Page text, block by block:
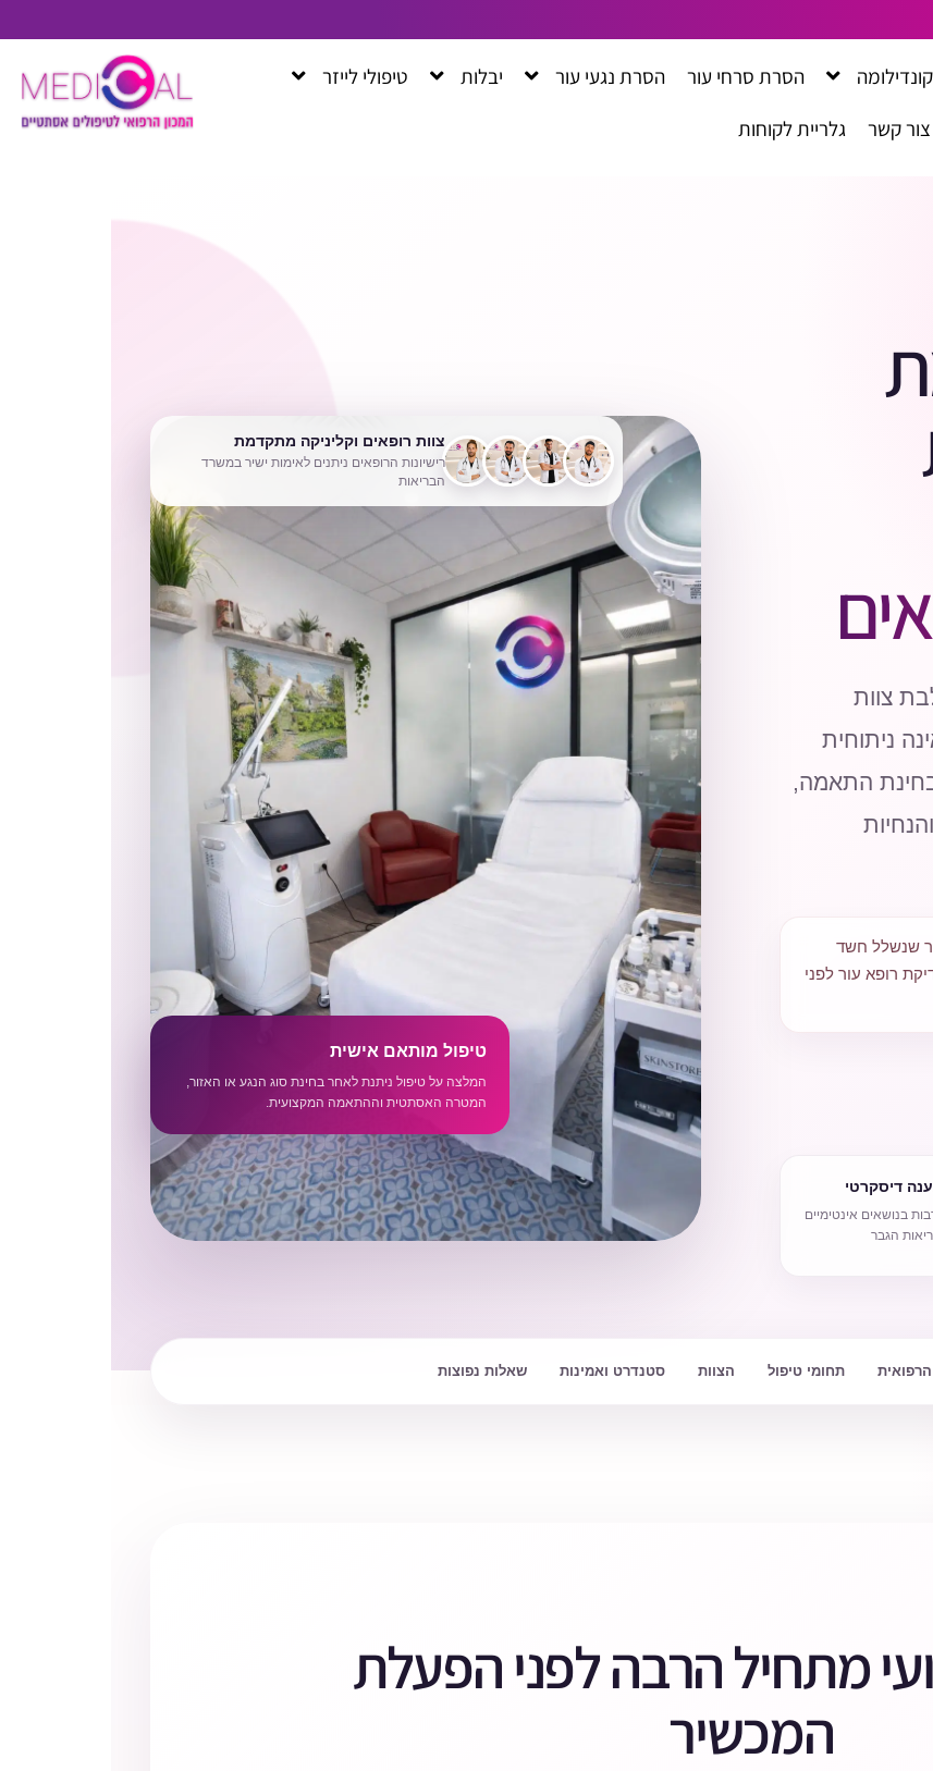
הסרת סרחי עור הסרת נגעי עור יבלות
טיפולי לייזר
צור קשר גלריית לקוחות
צוות
ניתוחית
התאמה,
שנשלל חשד
רופא עור לפני
דיסקרטי
בנושאים אינטימיים
הגבר
צוות רופאים וקליניקה מתקדמת
רישיונות הרופאים ניתנים לאימות ישיר במשרד
הבריאות
טיפול מותאם אישית
המלצה על טיפול ניתנת לאחר בחינת סוג הנגע או האזור,
המטרה האסתטית וההתאמה המקצועית.
תחומי טיפול הצוות סטנדרט ואמינות שאלות נפוצות
מתחיל הרבה לפני הפעלת
המכשיר